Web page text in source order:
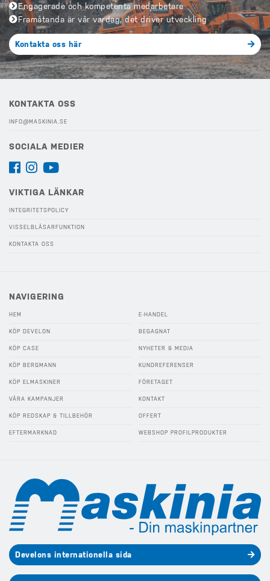
Engagerade och kompetenta medarbetare
Framåtanda är vår vardag, det driver utveckling
Kontakta oss här
KONTAKTA OSS
INFO@MASKINIA.SE
SOCIALA MEDIER
VIKTIGA LÄNKAR
INTEGRITETSPOLICY
VISSELBLÅSARFUNKTION
KONTAKTA OSS
NAVIGERING
HEM
KÖP DEVELON
KÖP CASE
KÖP BERGMANN
KÖP ELMASKINER
VÅRA KAMPANJER
KÖP REDSKAP & TILLBEHÖR
EFTERMARKNAD
E-HANDEL
BEGAGNAT
NYHETER & MEDIA
KUNDREFERENSER
FÖRETAGET
KONTAKT
OFFERT
WEBSHOP PROFILPRODUKTER
Develons internationella sida